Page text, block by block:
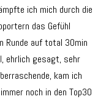
ich mich durch die
das Gefühl
Runde auf total 30min
ehrlich gesagt, sehr
kam ich
noch in den Top30